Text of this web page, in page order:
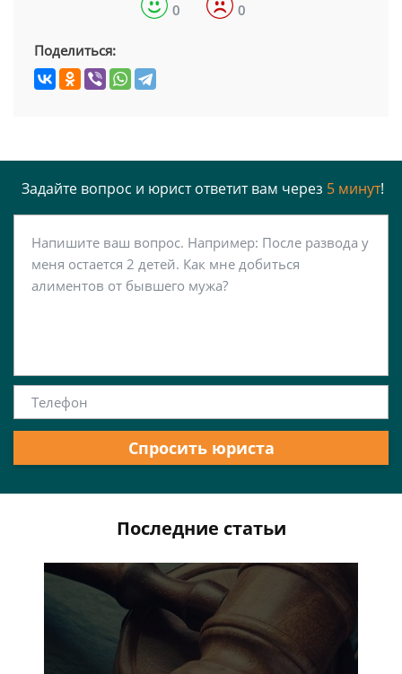
0 0
Поделиться:
Задайте вопрос и юрист ответит вам через 5 минут!
Спросить юриста
Последние статьи